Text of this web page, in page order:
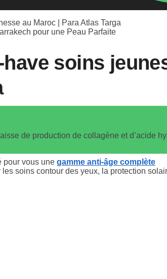
au Maroc | Para Atlas Targa
soins
de production de collagène et
pour vous une gamme anti-âge complète
soins contour des yeux, la protection